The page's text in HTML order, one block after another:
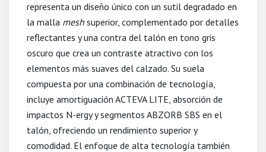
representa un diseño único con un sutil degradado en
la malla mesh superior, complementado por detalles
reflectantes y una contra del talón en tono gris
oscuro que crea un contraste atractivo con los
elementos más suaves del calzado. Su suela
compuesta por una combinación de tecnología,
incluye amortiguación ACTEVA LITE, absorción de
impactos N-ergy y segmentos ABZORB SBS en el
talón, ofreciendo un rendimiento superior y
comodidad. El enfoque de alta tecnología también